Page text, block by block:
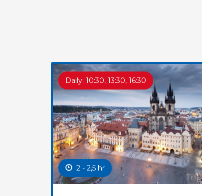
Daily: 10:30, 13:30, 16:30
2 - 2,5 hr